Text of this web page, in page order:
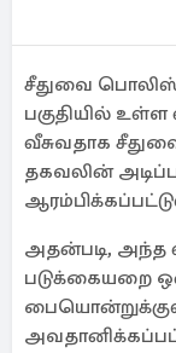
சீதுவை பொலிஸ்
பகுதியில் உள்ள
வீசுவதாக
தகவலின்
அதன்படி, அந்த
படுக்கையறை